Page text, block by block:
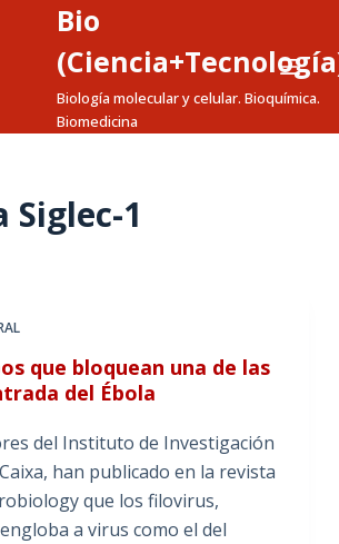
Bio
Biología molecular y celular. Bioquímica.
Biomedicina
Siglec-1
que bloquean una de las
del Ébola
del Instituto de Investigación
han publicado en la revista
que los filovirus,
a virus como el del